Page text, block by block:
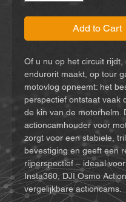
Add to Cart
Of u nu op het circuit rijdt,
endurorit maakt, op tour
motovlog opneemt: het
perspectief ontstaat vaak
de kin van de motorhelm.
actioncamhouder voor
zorgt voor een stabiele,
bevestiging en geeft een
rijperspectief – ideaal voor
Insta360, DJI Osmo
vergelijkbare actioncams.